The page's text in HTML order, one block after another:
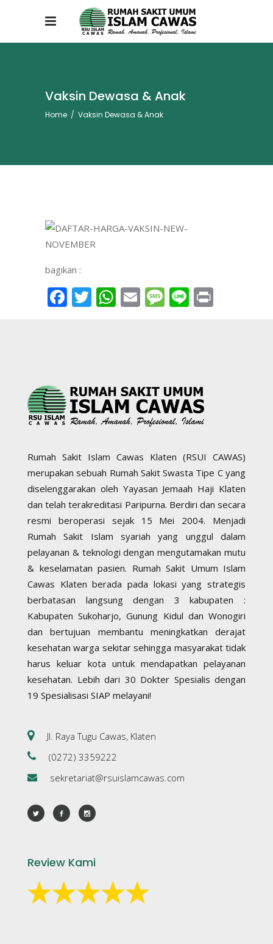
Vaksin Dewasa & Anak
Home / Vaksin Dewasa & Anak
bagikan :
Facebook
Twitter
WhatsApp
EmailMessage
Line
Rumah Sakit Islam Cawas Klaten (RSUI CAWAS)
merupakan sebuah Rumah Sakit Swasta Tipe C yang
diselenggarakan oleh Yayasan Jemaah Haji Klaten
dan telah terakreditasi Paripurna. Berdiri dan secara
resmi beroperasi sejak 15 Mei 2004. Menjadi
Rumah Sakit Islam syariah yang unggul dalam
pelayanan & teknologi dengan mengutamakan mutu
& keselamatan pasien. Rumah Sakit Umum Islam
Cawas Klaten berada pada lokasi yang strategis
berbatasan langsung dengan 3 kabupaten :
Kabupaten Sukoharjo, Gunung Kidul dan Wonogiri
dan bertujuan membantu meningkatkan derajat
kesehatan warga sekitar sehingga masyarakat tidak
harus keluar kota untuk mendapatkan pelayanan
kesehatan. Lebih dari 30 Dokter Spesialis dengan
19 Spesialisasi SIAP melayani!
Jl. Raya Tugu Cawas, Klaten
(0272) 3359222
sekretariat@rsuislamcawas.com
Review Kami